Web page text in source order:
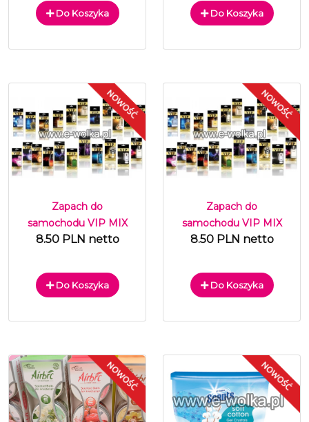
Do Koszyka Do Koszyka
Zapach do
samochodu VIP MIX
8.50 PLN netto
Do Koszyka
Zapach do
samochodu VIP MIX
8.50 PLN netto
Do Koszyka